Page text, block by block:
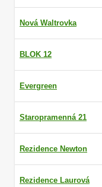
Nová Waltrovka
BLOK 12
Evergreen
Staropramenná 21
Rezidence Newton
Rezidence Laurová